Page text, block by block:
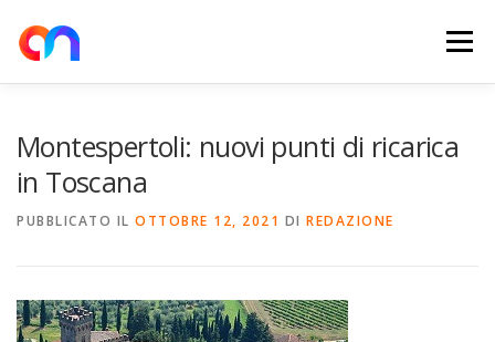
contenuto
Menu
Montespertoli: nuovi punti di ricarica
in Toscana
PUBBLICATO IL OTTOBRE 12, 2021 DI REDAZIONE